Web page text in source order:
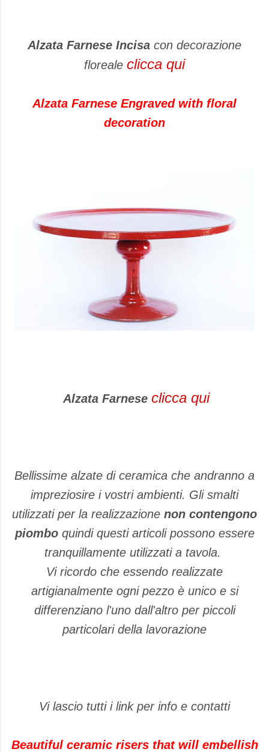
Alzata Farnese Incisa con decorazione
floreale clicca qui
Alzata Farnese Engraved with floral
decoration
Alzata Farnese clicca qui
Bellissime alzate di ceramica che andranno a
impreziosire i vostri ambienti. Gli smalti
utilizzati per la realizzazione non contengono
piomboquindi questi articoli possono essere
tranquillamente utilizzati a tavola.
Vi ricordo che essendo realizzate
artigianalmente ogni pezzo è unico e si
differenziano l'uno dall'altro per piccoli
particolari della lavorazione
Vi lascio tutti i link per info e contatti
Beautiful ceramic risers that will embellish